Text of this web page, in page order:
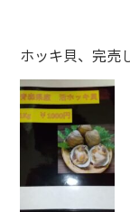
ホッキ貝、完売